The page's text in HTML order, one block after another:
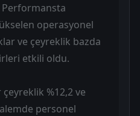
operasyonel
ve çeyreklik bazda
etkili oldu.
%12,2 ve
personel